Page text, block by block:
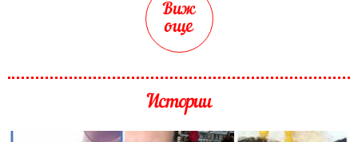
Виж
още
Истории